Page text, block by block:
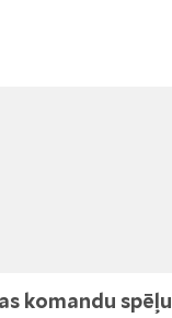
komandu spēļu